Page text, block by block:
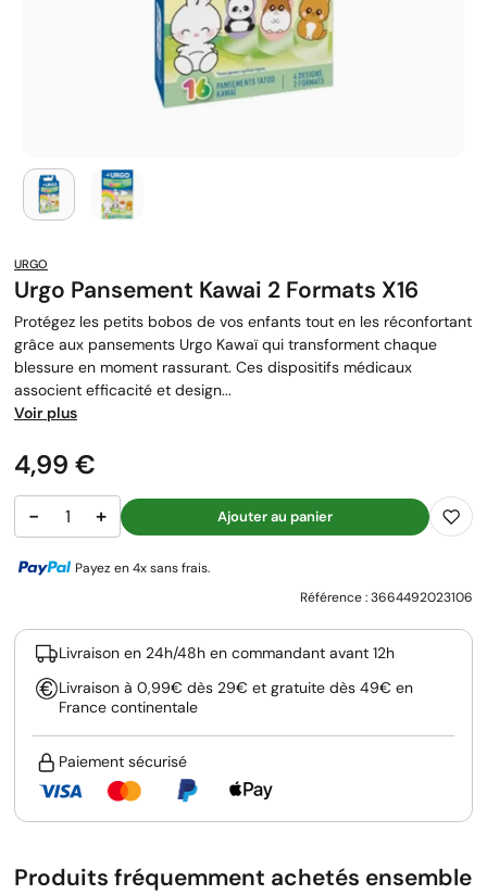
URGO
Urgo Pansement Kawai 2 Formats X16
Protégez les petits bobos de vos enfants tout en les réconfortant
grâce aux pansements Urgo Kawaï qui transforment chaque
blessure en moment rassurant. Ces dispositifs médicaux
associent efficacité et design...
Voir plus
Prix
4,99 €
− + Ajouter au panier
Payez en 4x sans frais.
Référence :3664492023106
Livraison en 24h/48h en commandant avant 12h
Livraison à 0,99€ dès 29€ et gratuite dès 49€ en
France continentale
Paiement sécurisé
Produits fréquemment achetés ensemble